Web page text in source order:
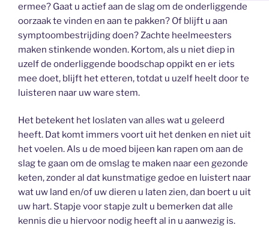
ermee? Gaat u actief aan de slag om de onderliggende
oorzaak te vinden en aan te pakken? Of blijft u aan
symptoombestrijding doen? Zachte heelmeesters
maken stinkende wonden. Kortom, als u niet diep in
uzelf de onderliggende boodschap oppikt en er iets
mee doet, blijft het etteren, totdat u uzelf heelt door te
luisteren naar uw ware stem.
Het betekent het loslaten van alles wat u geleerd
heeft. Dat komt immers voort uit het denken en niet uit
het voelen. Als u de moed bijeen kan rapen om aan de
slag te gaan om de omslag te maken naar een gezonde
keten, zonder al dat kunstmatige gedoe en luistert naar
wat uw land en/of uw dieren u laten zien, dan boert u uit
uw hart. Stapje voor stapje zult u bemerken dat alle
kennis die u hiervoor nodig heeft al in u aanwezig is.